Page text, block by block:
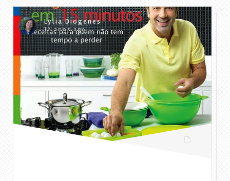
Lylia Diogenes
12 anos ago